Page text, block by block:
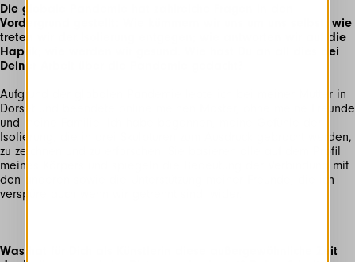
Die globale Pandemie hat zahlreiche Fragen in den
Vordergrund gestellt: Wie kümmern wir uns um uns selbst; wie
treten wir der Isolierung entgegen; wie antworten wir auf die
Haptik; wie werden wir gesund. Wie hast Du an all dies bei
Deiner Arbeit über die Pandemie gedacht?
Aufgrund der globalen Pandemie lebte ich bei meiner Mutter in
Dorset und beendete online meinen Master, ohne meine Freunde
und meine Familie. Ich habe begonnen, meine Gefühle der
Isolierung, die in drei Skulpturen zum Ausdruck gebracht werden,
zu zeichnen und zu erforschen. Sie basieren alle auf dem Profil
meines Körpers und spiegeln die Bedeutung der Verbindung mit
den anderen sowie die Unterstützung meiner Freunde, die ich
verspüre auch wenn wir getrennt sind, wider.
Was hat für Dich als Künstlerin diese außergewöhnliche Zeit